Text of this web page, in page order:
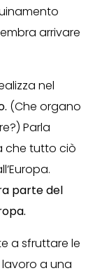
arrivare
nel
(Che organo
Parla
che tutto ciò
parte del
a sfruttare le
lavoro a una